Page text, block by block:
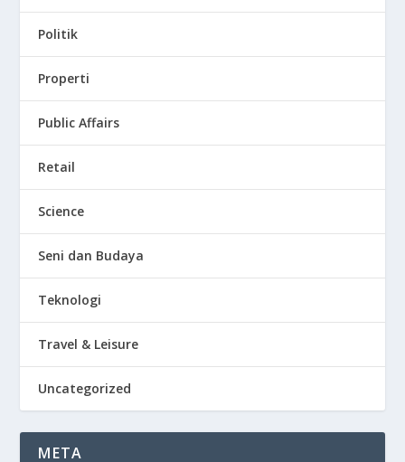
Politik
Properti
Public Affairs
Retail
Science
Seni dan Budaya
Teknologi
Travel & Leisure
Uncategorized
META